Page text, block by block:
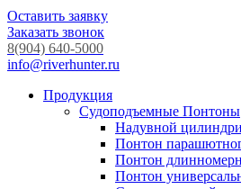
Оставить заявку
Заказать звонок
8(904) 640-5000
info@riverhunter.ru
Продукция
Судоподъемные Понтоны
Надувной
Понтон
Понтон
Понтон